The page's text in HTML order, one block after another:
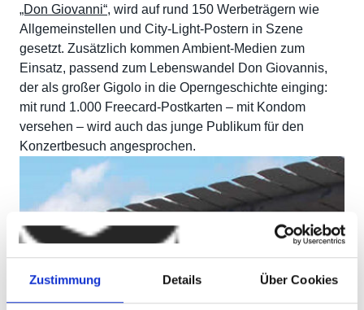
Zustimmung Details Über Cookies
„Don Giovanni“, wird auf rund 150 Werbeträgern wie
Allgemeinstellen und City-Light-Postern in Szene
gesetzt. Zusätzlich kommen Ambient-Medien zum
Einsatz, passend zum Lebenswandel Don Giovannis,
der als großer Gigolo in die Operngeschichte einging:
mit rund 1.000 Freecard-Postkarten – mit Kondom
versehen – wird auch das junge Publikum für den
Konzertbesuch angesprochen.